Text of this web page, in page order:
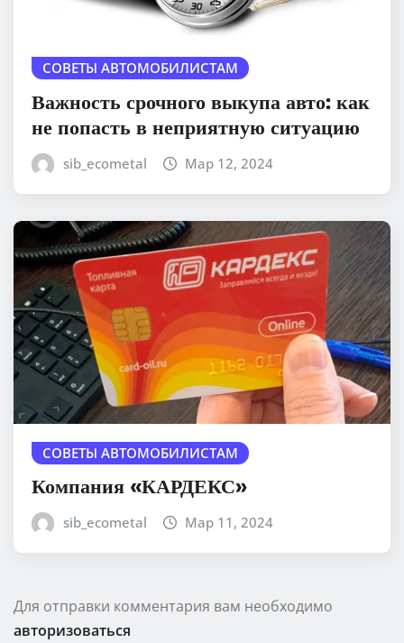
СОВЕТЫ АВТОМОБИЛИСТАМ
Важность срочного выкупа авто: как
не попасть в неприятную ситуацию
sib_ecometal Мар 12, 2024
СОВЕТЫ АВТОМОБИЛИСТАМ
Компания «КАРДЕКС»
sib_ecometal Мар 11, 2024
Для отправки комментария вам необходимо
авторизоваться